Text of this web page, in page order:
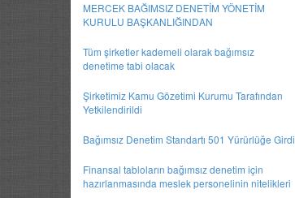
MERCEK BAĞIMSIZ DENETİM YÖNETİM
KURULU BAŞKANLIĞINDAN
Tüm şirketler kademeli olarak bağımsız
denetime tabi olacak
Şirketimiz Kamu Gözetimi Kurumu Tarafından
Yetkilendirildi
Bağımsız Denetim Standartı 501 Yürürlüğe Girdi
Finansal tabloların bağımsız denetim için
hazırlanmasında meslek personelinin nitelikleri